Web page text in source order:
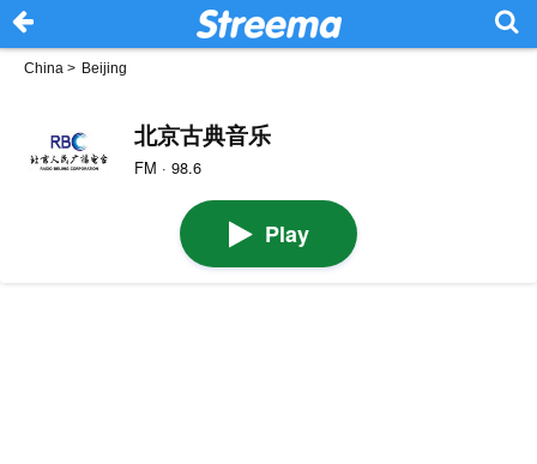
China > Beijing
北京古典音乐
FM · 98.6
Play